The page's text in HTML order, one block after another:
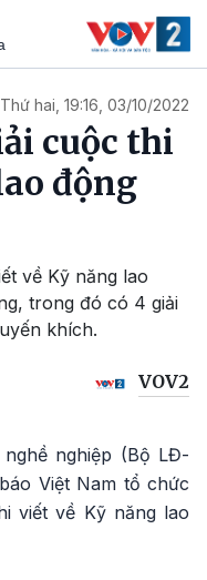
Thứ hai, 19:16, 03/10/2022
cuộc thi
động
về Kỹ năng lao
trong đó có 4 giải
khích.
VOV2
nghiệp (Bộ LĐ-
Việt Nam tổ chức
viết về Kỹ năng lao